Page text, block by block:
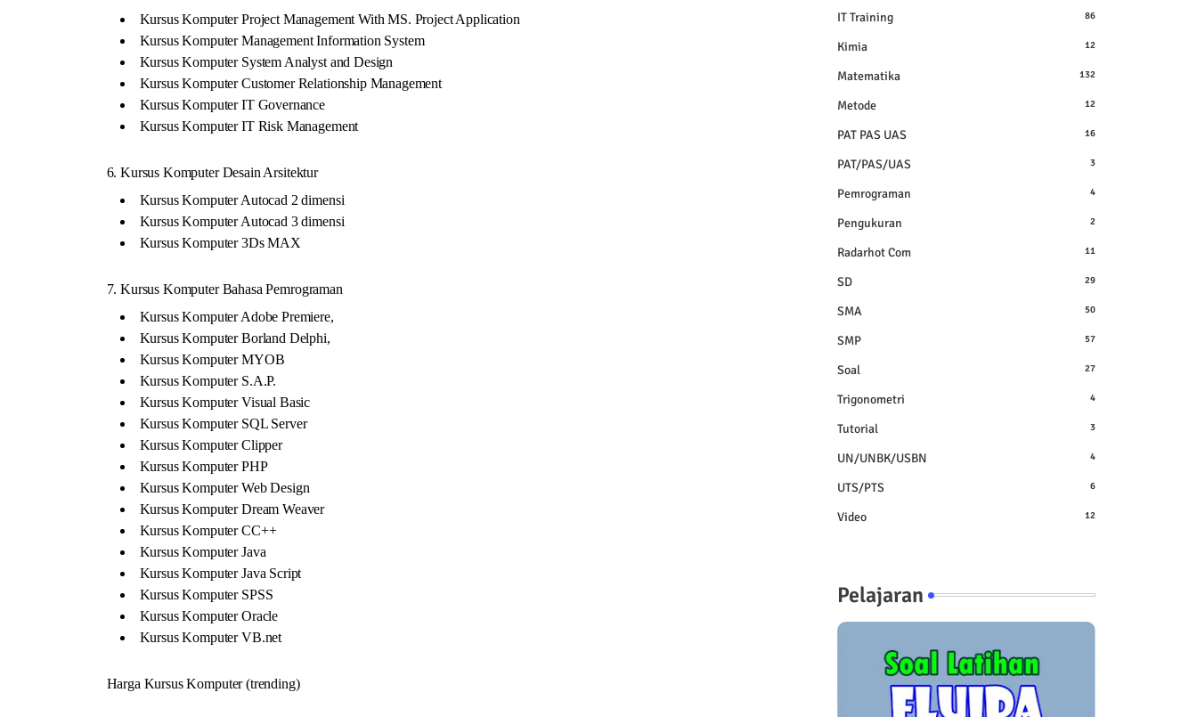
Kursus Komputer Project Management With MS. Project Application
Kursus Komputer Management Information System
Kursus Komputer System Analyst and Design
Kursus Komputer Customer Relationship Management
Kursus Komputer IT Governance
Kursus Komputer IT Risk Management
6. Kursus Komputer Desain Arsitektur
Kursus Komputer Autocad 2 dimensi
Kursus Komputer Autocad 3 dimensi
Kursus Komputer 3Ds MAX
7. Kursus Komputer Bahasa Pemrograman
Kursus Komputer Adobe Premiere,
Kursus Komputer Borland Delphi,
Kursus Komputer MYOB
Kursus Komputer S.A.P.
Kursus Komputer Visual Basic
Kursus Komputer SQL Server
Kursus Komputer Clipper
Kursus Komputer PHP
Kursus Komputer Web Design
Kursus Komputer Dream Weaver
Kursus Komputer CC++
Kursus Komputer Java
Kursus Komputer Java Script
Kursus Komputer SPSS
Kursus Komputer Oracle
Kursus Komputer VB.net
Harga Kursus Komputer (trending)
IT Training 86
Kimia 12
Matematika 132
Metode 12
PAT PAS UAS 16
PAT/PAS/UAS 3
Pemrograman 4
Pengukuran 2
Radarhot Com 11
SD 29
SMA 50
SMP 57
Soal 27
Trigonometri 4
Tutorial 3
UN/UNBK/USBN 4
UTS/PTS 6
Video 12
Pelajaran